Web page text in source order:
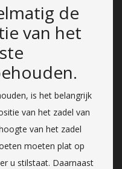
de
van het
is het belangrijk
van het zadel van
van het zadel
moeten plat op
u stilstaat. Daarnaast